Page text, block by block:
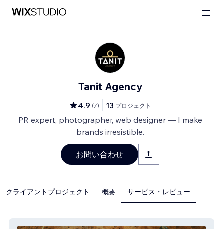
Tanit Agency
4.9 (7) 13 プロジェクト
PR expert, photographer, web designer — I make
brands irresistible.
お問い合わせ
クライアントプロジェクト 概要 サービス・レビュー